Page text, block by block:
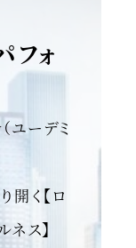
フォ
ユーデミ
開く【ロ
ス】